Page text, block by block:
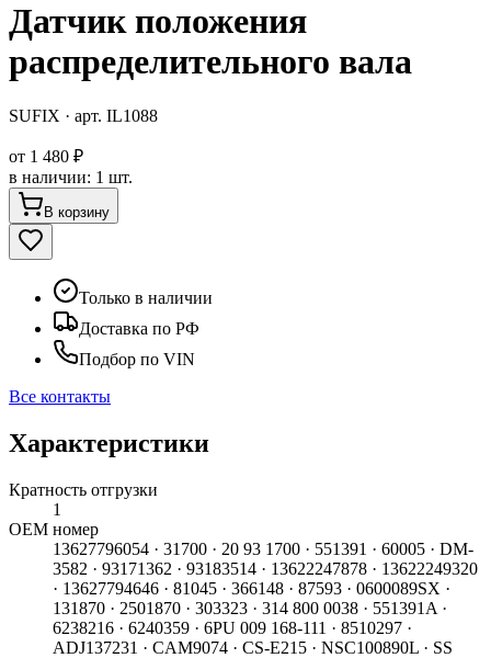
Датчик положения
распределительного вала
SUFIX · арт. IL1088
от 1 480 ₽
в наличии: 1 шт.
В корзину
Только в наличии
Доставка по РФ
Подбор по VIN
Все контакты
Характеристики
Кратность отгрузки
1
ОЕМ номер
13627796054 · 31700 · 20 93 1700 · 551391 · 60005 · DM-
3582 · 93171362 · 93183514 · 13622247878 · 13622249320
· 13627794646 · 81045 · 366148 · 87593 · 0600089SX ·
131870 · 2501870 · 303323 · 314 800 0038 · 551391A ·
6238216 · 6240359 · 6PU 009 168-111 · 8510297 ·
ADJ137231 · CAM9074 · CS-E215 · NSC100890L · SS